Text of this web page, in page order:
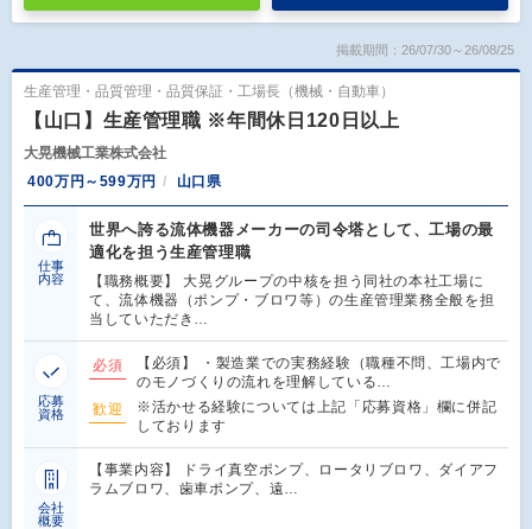
掲載期間：26/07/30～26/08/25
生産管理・品質管理・品質保証・工場長（機械・自動車）
【山口】生産管理職 ※年間休日120日以上
大晃機械工業株式会社
400万円～599万円
山口県
仕事
内容
世界へ誇る流体機器メーカーの司令塔として、工場の最
適化を担う生産管理職
【職務概要】 大晃グループの中核を担う同社の本社工場に
て、流体機器（ポンプ・ブロワ等）の生産管理業務全般を担
当していただき…
応募
資格
必須
【必須】 ・製造業での実務経験（職種不問、工場内で
のモノづくりの流れを理解している…
歓迎
※活かせる経験については上記「応募資格」欄に併記
しております
会社
概要
【事業内容】 ドライ真空ポンプ、ロータリブロワ、ダイアフ
ラムブロワ、歯車ポンプ、遠…